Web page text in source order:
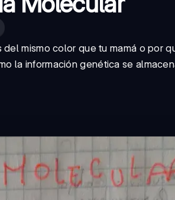
mismo color que tu mamá o por
la información genética se